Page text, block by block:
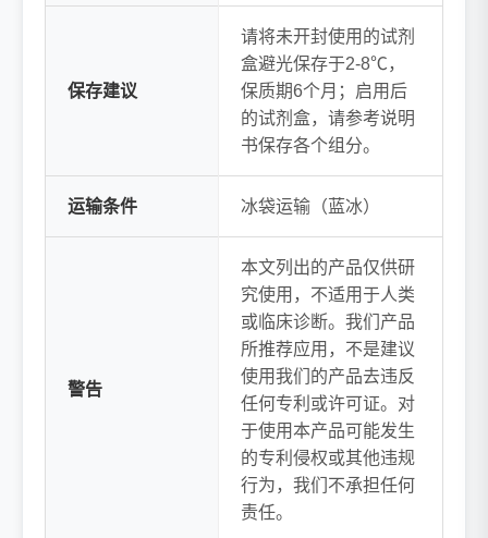
保存建议
请将未开封使用的试剂
盒避光保存于2-8℃，
保质期6个月；启用后
的试剂盒，请参考说明
书保存各个组分。
运输条件 冰袋运输（蓝冰）
警告
本文列出的产品仅供研
究使用，不适用于人类
或临床诊断。我们产品
所推荐应用，不是建议
使用我们的产品去违反
任何专利或许可证。对
于使用本产品可能发生
的专利侵权或其他违规
行为，我们不承担任何
责任。